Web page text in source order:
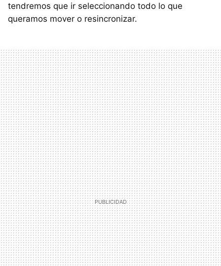
tendremos que ir seleccionando todo lo que
queramos mover o resincronizar.